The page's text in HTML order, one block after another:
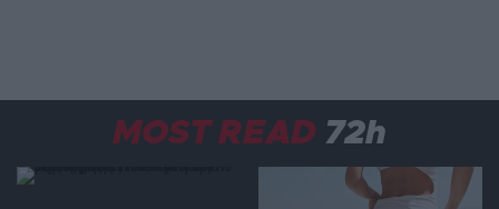
ανήλικο κορίτσι! (βίντεο)
MOST READ 72h